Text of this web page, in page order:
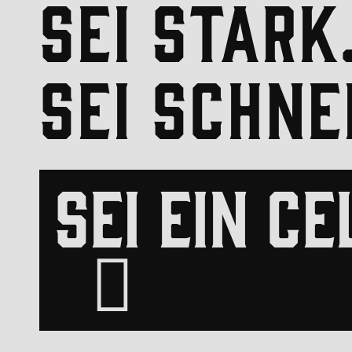
SEI
SEI
SEI EIN